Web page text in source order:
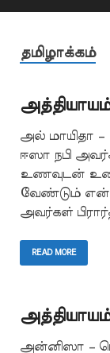
தமிழாக்கம்
அல் மாயிதா
ஈஸா நபி
உணவுடன்
வேண்டும்
அவர்கள்
READ MORE
அன்னிஸா –